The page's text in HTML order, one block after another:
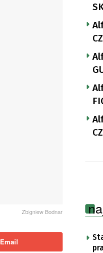
Zbigniew Bodnar
Email